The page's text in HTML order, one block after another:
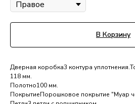
В Корзину
Дверная коробка3 контура
118 мм.
Полотно100 мм.
ПокрытиеПорошковое покрытие "Муар